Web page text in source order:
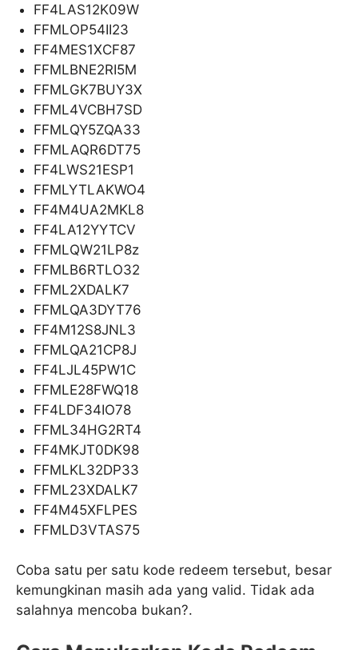
FF4LAS12K09W
FFMLOP54II23
FF4MES1XCF87
FFMLBNE2RI5M
FFMLGK7BUY3X
FFML4VCBH7SD
FFMLQY5ZQA33
FFMLAQR6DT75
FF4LWS21ESP1
FFMLYTLAKWO4
FF4M4UA2MKL8
FF4LA12YYTCV
FFMLQW21LP8z
FFMLB6RTLO32
FFML2XDALK7
FFMLQA3DYT76
FF4M12S8JNL3
FFMLQA21CP8J
FF4LJL45PW1C
FFMLE28FWQ18
FF4LDF34IO78
FFML34HG2RT4
FF4MKJT0DK98
FFMLKL32DP33
FFML23XDALK7
FF4M45XFLPES
FFMLD3VTAS75
Coba satu per satu kode redeem tersebut, besar
kemungkinan masih ada yang valid. Tidak ada
salahnya mencoba bukan?.